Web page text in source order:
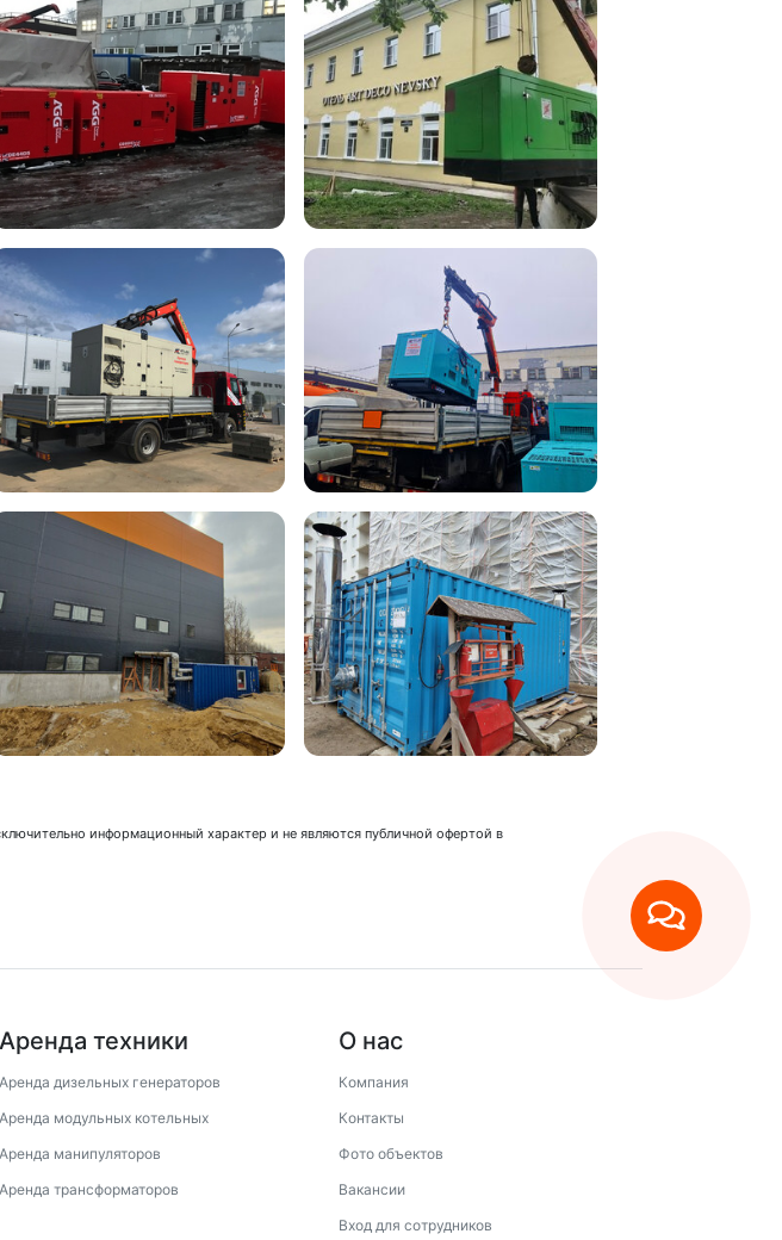
информационный характер и не являются публичной офертой в
Аренда техники
Аренда дизельных генераторов
Аренда модульных котельных
Аренда манипуляторов
Аренда трансформаторов
О нас
Компания
Контакты
Фото объектов
Вакансии
Вход для сотрудников